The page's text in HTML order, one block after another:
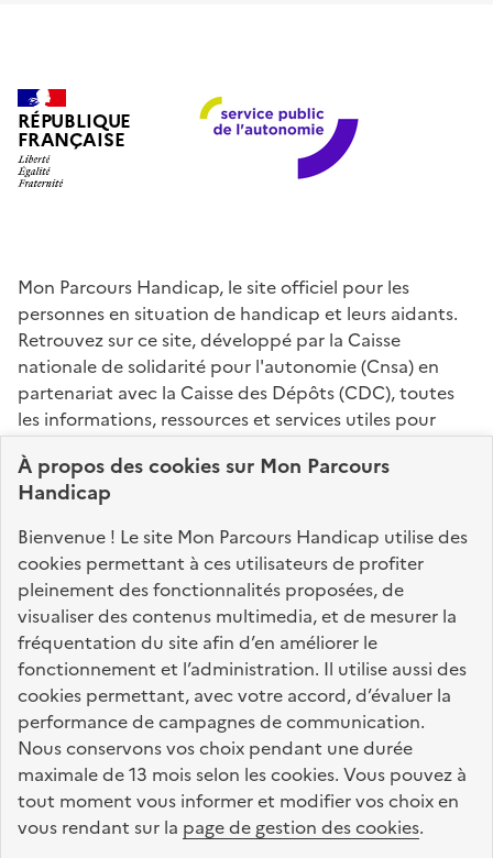
À propos descookiessur Mon Parcours
Handicap
Bienvenue ! Le site Mon Parcours Handicap utilise des
cookies permettant à ces utilisateurs de profiter
pleinement des fonctionnalités proposées, de
visualiser des contenus multimedia, et de mesurer la
fréquentation du site afin d’en améliorer le
fonctionnement et l’administration. Il utilise aussi des
cookies permettant, avec votre accord, d’évaluer la
performance de campagnes de communication.
Nous conservons vos choix pendant une durée
maximale de 13 mois selon les cookies. Vous pouvez à
tout moment vous informer et modifier vos choix en
vous rendant sur la page de gestion des cookies.
RÉPUBLIQUE
FRANÇAISE
Mon Parcours Handicap, le site officiel pour les
personnes en situation de handicap et leurs aidants.
Retrouvez sur ce site, développé par la Caisse
nationale de solidarité pour l'autonomie (Cnsa) en
partenariat avec la Caisse des Dépôts (CDC), toutes
les informations, ressources et services utiles pour
connaître vos droits, effectuer vos démarches,
identifier vos interlocuteurs.
Nos sites partenaires
info.gouv.fr service-public.fr legifrance.gouv.fr
data.gouv.fr
Nos partenaires
La Caisse des Dépôts
accompagne les parcours
de vie